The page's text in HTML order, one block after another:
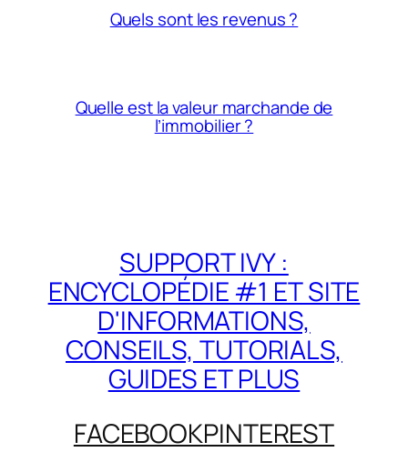
Quels sont les revenus ?
Quelle est la valeur marchande de
l’immobilier ?
SUPPORT IVY :
ENCYCLOPÉDIE #1 ET SITE
D'INFORMATIONS,
CONSEILS, TUTORIALS,
GUIDES ET PLUS
FACEBOOKPINTEREST